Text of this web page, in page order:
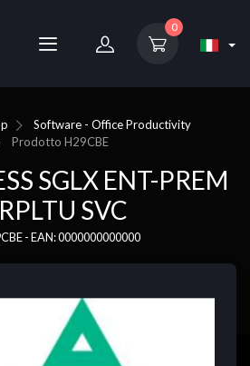
0
Software - Office Productivity
Prodotto H29CBE
SGLX ENT-PREM
SVC
- EAN: 0000000000000